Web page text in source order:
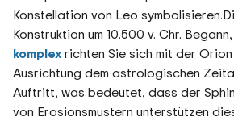
Konstellation von Leo
Konstruktion um 10.500 v. Chr.
komplexrichten Sie sich mit der
Ausrichtung dem astrologischen
Auftritt, was bedeutet, dass der
von Erosionsmustern unterstützen